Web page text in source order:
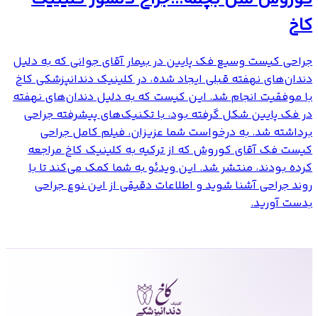
کاخ
جراحی کیست وسیع فک پایین در بیمار آقای جوانی که به دلیل
دندان‌های نهفته قبلی ایجاد شده، در کلینیک دندانپزشکی کاخ
با موفقیت انجام شد. این کیست که به دلیل دندان‌های نهفته
در فک پایین شکل گرفته بود، با تکنیک‌های پیشرفته جراحی
برداشته شد. به درخواست شما عزیزان، فیلم کامل جراحی
کیست فک آقای کوروش که از ترکیه به کلینیک کاخ مراجعه
کرده بودند، منتشر شد. این ویدئو به شما کمک می‌کند تا با
روند جراحی آشنا شوید و اطلاعات دقیقی از این نوع جراحی
بدست آورید.